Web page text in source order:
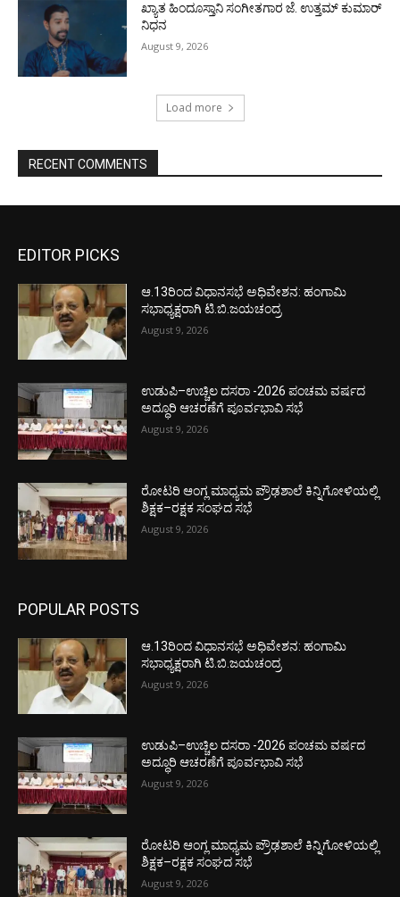
ಖ್ಯಾತ ಹಿಂದೂಸ್ತಾನಿ ಸಂಗೀತಗಾರ ಜೆ. ಉತ್ತಮ್ ಕುಮಾರ್
ನಿಧನ
August 9, 2026
Load more
RECENT COMMENTS
EDITOR PICKS
ಆ.13ರಿಂದ ವಿಧಾನಸಭೆ ಅಧಿವೇಶನ: ಹಂಗಾಮಿ
ಸಭಾಧ್ಯಕ್ಷರಾಗಿ ಟಿ.ಬಿ.ಜಯಚಂದ್ರ
August 9, 2026
ಉಡುಪಿ–ಉಚ್ಚಿಲ ದಸರಾ -2026 ಪಂಚಮ ವರ್ಷದ
ಅದ್ಧೂರಿ ಆಚರಣೆಗೆ ಪೂರ್ವಭಾವಿ ಸಭೆ
August 9, 2026
ರೋಟರಿ ಆಂಗ್ಲ ಮಾಧ್ಯಮ ಪ್ರೌಢಶಾಲೆ ಕಿನ್ನಿಗೋಳಿಯಲ್ಲಿ
ಶಿಕ್ಷಕ–ರಕ್ಷಕ ಸಂಘದ ಸಭೆ
August 9, 2026
POPULAR POSTS
ಆ.13ರಿಂದ ವಿಧಾನಸಭೆ ಅಧಿವೇಶನ: ಹಂಗಾಮಿ
ಸಭಾಧ್ಯಕ್ಷರಾಗಿ ಟಿ.ಬಿ.ಜಯಚಂದ್ರ
August 9, 2026
ಉಡುಪಿ–ಉಚ್ಚಿಲ ದಸರಾ -2026 ಪಂಚಮ ವರ್ಷದ
ಅದ್ಧೂರಿ ಆಚರಣೆಗೆ ಪೂರ್ವಭಾವಿ ಸಭೆ
August 9, 2026
ರೋಟರಿ ಆಂಗ್ಲ ಮಾಧ್ಯಮ ಪ್ರೌಢಶಾಲೆ ಕಿನ್ನಿಗೋಳಿಯಲ್ಲಿ
ಶಿಕ್ಷಕ–ರಕ್ಷಕ ಸಂಘದ ಸಭೆ
August 9, 2026